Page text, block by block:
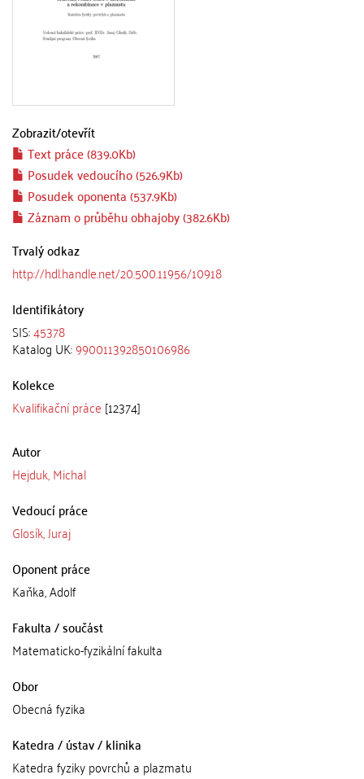
Zobrazit/otevřít
Text práce (839.0Kb)
Posudek vedoucího (526.9Kb)
Posudek oponenta (537.9Kb)
Záznam o průběhu obhajoby (382.6Kb)
Trvalý odkaz
http://hdl.handle.net/20.500.11956/10918
Identifikátory
SIS:45378
Katalog UK:990011392850106986
Kolekce
Kvalifikační práce [12374]
Autor
Hejduk, Michal
Vedoucí práce
Glosík, Juraj
Oponent práce
Kaňka, Adolf
Fakulta / součást
Matematicko-fyzikální fakulta
Obor
Obecná fyzika
Katedra / ústav / klinika
Katedra fyziky povrchů a plazmatu